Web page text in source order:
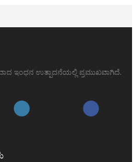
ಇಂಧನ ಉತ್ಪಾದನೆಯಲ್ಲಿ ಪ್ರಮುಖವಾಗಿದೆ.